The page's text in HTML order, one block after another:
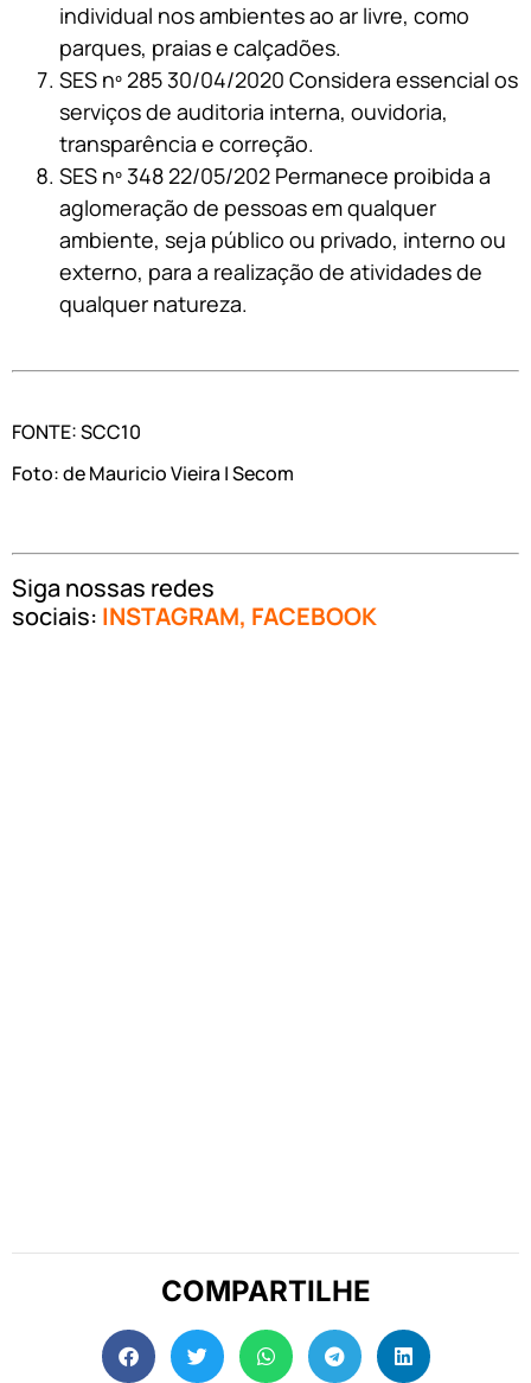
individual nos ambientes ao ar livre, como
parques, praias e calçadões.
SES nº 285 30/04/2020 Considera essencial os
serviços de auditoria interna, ouvidoria,
transparência e correção.
SES nº 348 22/05/202 Permanece proibida a
aglomeração de pessoas em qualquer
ambiente, seja público ou privado, interno ou
externo, para a realização de atividades de
qualquer natureza.
FONTE: SCC10
Foto: de Mauricio Vieira | Secom
Siga nossas redes
sociais: INSTAGRAM, FACEBOOK
COMPARTILHE